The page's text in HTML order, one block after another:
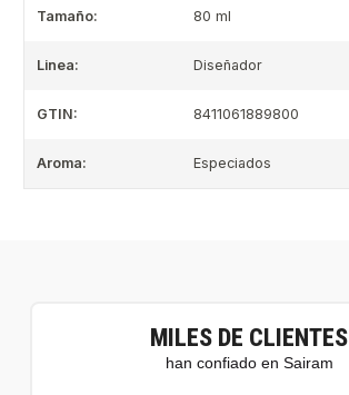
Tamaño: 80 ml
Linea: Diseñador
GTIN: 8411061889800
Aroma: Especiados
MILES DE CLIENTES
han confiado en Sairam